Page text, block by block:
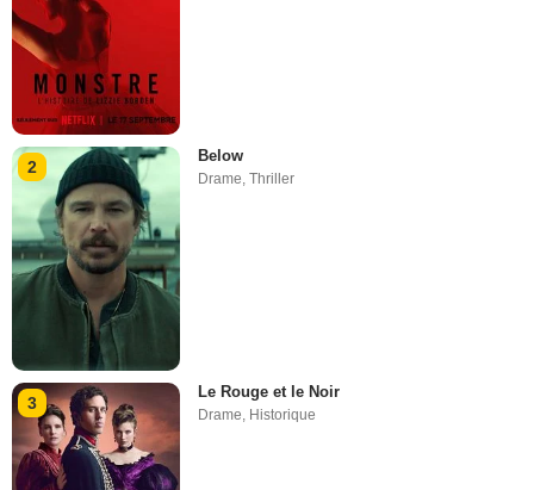
2
Below
Drame ,Thriller
3
Le Rouge et le Noir
Drame, Historique